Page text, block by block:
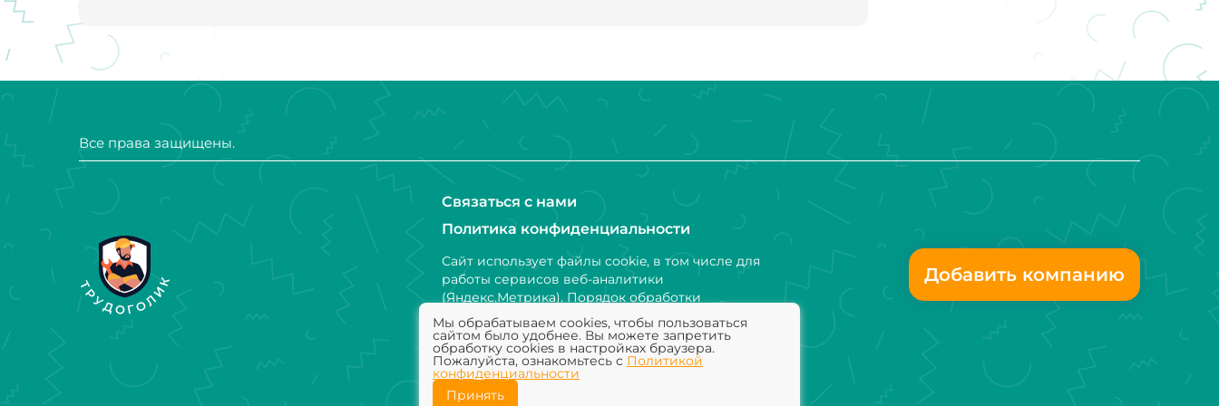
мое любимое. Этот черт нанимал нас на 27 тыщ рублей, что в пересчете на раб/час копейки, но он решил , что и этого
много и разместил после вакансию уже на 25 тыщ. Так что имейте это ввиду, что Ваша невменько коллега Олеся
работает за бОльшую сумму. 6. Ну и если Вы таки решились или уже работаете здесь, собирайте сразу док.базу, чтоб в
случае чего не обосраться, простите)
Все права защищены.
Связаться с нами
Политика конфиденциальности
Сайт использует файлы cookie, в том числе для
работы сервисов веб-аналитики
(Яндекс.Метрика). Порядок обработки
персональных данных и информации,
получаемой с использованием файлов cookie,
установлен Политикой конфиденциальности
Добавить компанию
Мы обрабатываем cookies, чтобы пользоваться
сайтом было удобнее. Вы можете запретить
обработку cookies в настройках браузера.
Пожалуйста, ознакомьтесь с Политикой
конфиденциальности
Принять